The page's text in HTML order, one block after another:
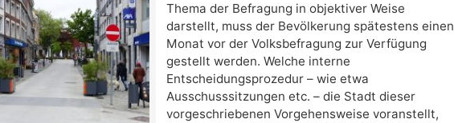
Thema der Befragung in objektiver Weise
darstellt, muss der Bevölkerung spätestens einen
Monat vor der Volksbefragung zur Verfügung
gestellt werden. Welche interne
Entscheidungsprozedur – wie etwa
Ausschusssitzungen etc. – die Stadt dieser
vorgeschriebenen Vorgehensweise voranstellt,